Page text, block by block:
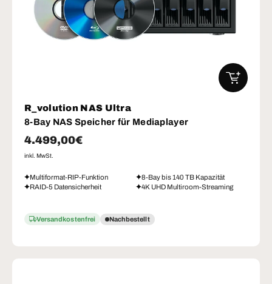
R_volution NAS Ultra
8-Bay NAS Speicher für Mediaplayer
Normaler Preis
4.499,00€
inkl. MwSt.
Multiformat-RIP-Funktion
8-Bay bis 140 TB Kapazität
RAID-5 Datensicherheit
4K UHD Multiroom-Streaming
Versandkostenfrei Nachbestellt
IN DEN